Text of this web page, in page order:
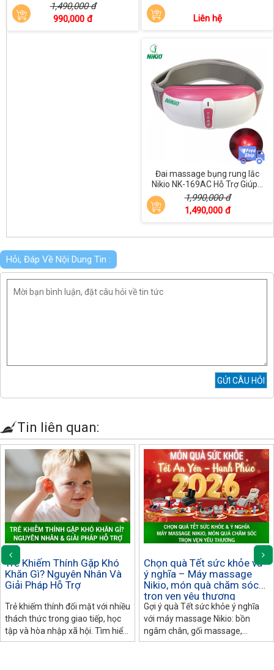
1,490,000 đ
990,000 đ
Liên hệ
Đai massage bụng rung lắc
Nikio NK-169AC Hỗ Trợ Giúp...
1,990,000 đ
1,490,000 đ
Hỏi, Đáp Về Nội Dung Tin :
Tin liên quan:
Trẻ Khiếm Thính Gặp Khó
Khăn Gì? Nguyên Nhân Và
Giải Pháp Hỗ Trợ
Trẻ khiếm thính đối mặt với nhiều
thách thức trong giao tiếp, học
tập và hòa nhập xã hội. Tìm hiểu
nguyên nhân, dấu hiệu nhận biết
Chọn quà Tết sức khỏe và
ý nghĩa – Máy massage
Nikio, món quà chăm sóc
trọn vẹn yêu thương
Gợi ý quà Tết sức khỏe ý nghĩa
với máy massage Nikio: bồn
ngâm chân, gối massage,
massage lưng, khớp gối, đầu –